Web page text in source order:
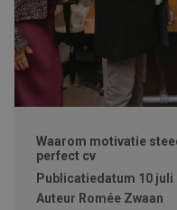
Waarom motivatie
perfect cv
Publicatiedatum 10 juli
Auteur Romée Zwaan